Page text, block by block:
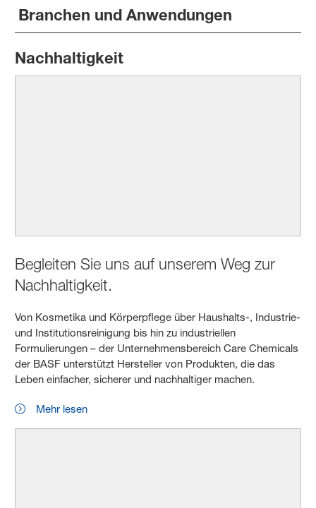
Branchen und Anwendungen
Nachhaltigkeit
Begleiten Sie uns auf unserem Weg zur
Nachhaltigkeit.
Von Kosmetika und Körperpflege über Haushalts-, Industrie-
und Institutionsreinigung bis hin zu industriellen
Formulierungen – der Unternehmensbereich Care Chemicals
der BASF unterstützt Hersteller von Produkten, die das
Leben einfacher, sicherer und nachhaltiger machen.
Mehr lesen